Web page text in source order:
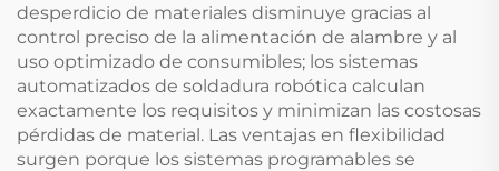
desperdicio de materiales disminuye gracias al
control preciso de la alimentación de alambre y al
uso optimizado de consumibles; los sistemas
automatizados de soldadura robótica calculan
exactamente los requisitos y minimizan las costosas
pérdidas de material. Las ventajas en flexibilidad
surgen porque los sistemas programables se